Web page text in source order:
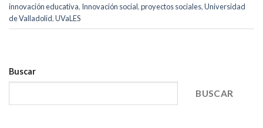
innovación educativa, Innovación social,proyectos sociales,Universidad
de Valladolid,UVaLES
Buscar
BUSCAR